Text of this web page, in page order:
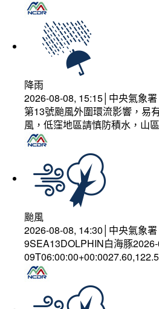
降雨
2026-08-08, 15:15│中央氣象署
第13號颱風外圍環流影響，易
風，低窪地區請慎防積水，山
颱風
2026-08-08, 14:30│中央氣象署
9SEA13DOLPHIN白海豚